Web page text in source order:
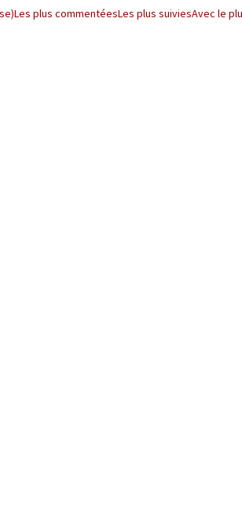
Les plus commentéesLes plus suiviesAvec le